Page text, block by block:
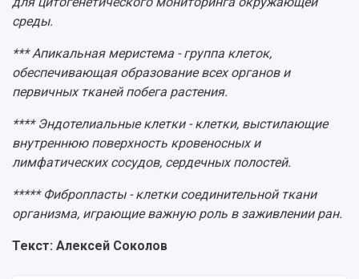
среды.
*** Апикальная меристема - группа клеток,
обеспечивающая образование всех органов и
первичных тканей побега растения.
**** Эндотелиальные клетки - клетки, выстилающие
внутреннюю поверхность кровеносных и
лимфатических сосудов, сердечных полостей.
***** Фибропласты - клетки соединительной ткани
организма, играющие важную роль в заживлении ран.
Текст: Алексей Соколов